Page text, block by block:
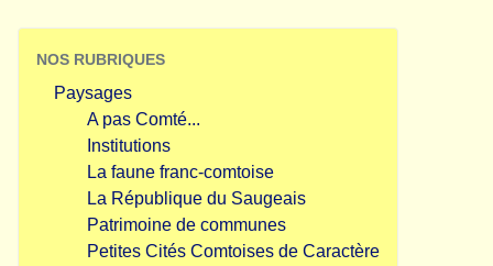
NOS RUBRIQUES
Paysages
A pas Comté...
Institutions
La faune franc-comtoise
La République du Saugeais
Patrimoine de communes
Petites Cités Comtoises de Caractère